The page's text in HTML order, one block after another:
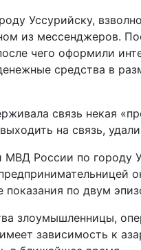
Уссурийску,
из мессенджеров.
чего оформили
средства в
связь некая
на связь,
МВД России по
по двум
злоумышленницы,
зависимость к